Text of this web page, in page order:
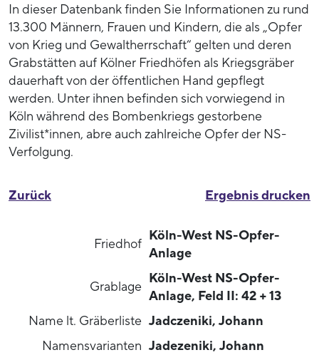
In dieser Datenbank finden Sie Informationen zu rund
13.300 Männern, Frauen und Kindern, die als „Opfer
von Krieg und Gewaltherrschaft“ gelten und deren
Grabstätten auf Kölner Friedhöfen als Kriegsgräber
dauerhaft von der öffentlichen Hand gepflegt
werden. Unter ihnen befinden sich vorwiegend in
Köln während des Bombenkriegs gestorbene
Zivilist*innen, abre auch zahlreiche Opfer der NS-
Verfolgung.
Ergebnis drucken
Zurück
Friedhof
Köln-West NS-Opfer-
Anlage
Grablage
Köln-West NS-Opfer-
Anlage, Feld II: 42 + 13
Name lt. Gräberliste Jadczeniki, Johann
Namensvarianten Jadezeniki, Johann